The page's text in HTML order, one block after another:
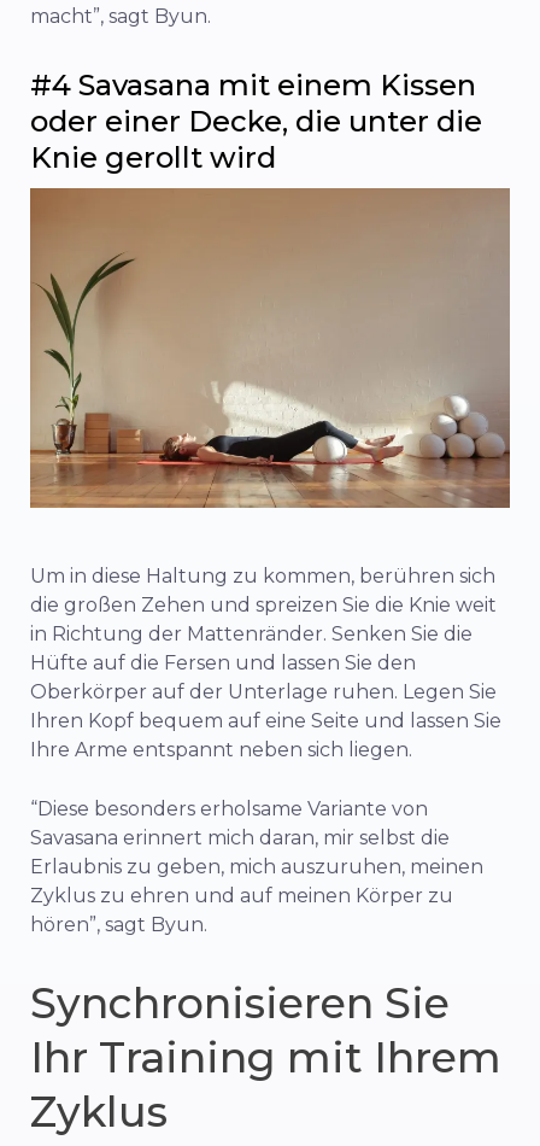
macht”, sagt Byun.
#4 Savasana mit einem Kissen
oder einer Decke, die unter die
Knie gerollt wird
Um in diese Haltung zu kommen, berühren sich
die großen Zehen und spreizen Sie die Knie weit
in Richtung der Mattenränder. Senken Sie die
Hüfte auf die Fersen und lassen Sie den
Oberkörper auf der Unterlage ruhen. Legen Sie
Ihren Kopf bequem auf eine Seite und lassen Sie
Ihre Arme entspannt neben sich liegen.
“Diese besonders erholsame Variante von
Savasana erinnert mich daran, mir selbst die
Erlaubnis zu geben, mich auszuruhen, meinen
Zyklus zu ehren und auf meinen Körper zu
hören”, sagt Byun.
Synchronisieren Sie
Ihr Training mit Ihrem
Zyklus